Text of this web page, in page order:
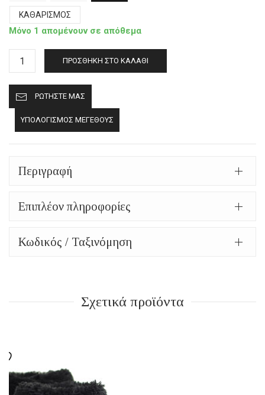
ΚΑΘΑΡΙΣΜΌΣ
Μόνο 1 απομένουν σε απόθεμα
Δερμάτινη
ζώνη
Roncato
451440
καφέ
ποσότητα
ΠΡΟΣΘΉΚΗ ΣΤΟ ΚΑΛΆΘΙ
ΡΩΤΉΣΤΕ ΜΑΣ
ΥΠΟΛΟΓΙΣΜΌΣ ΜΕΓΈΘΟΥΣ
Περιγραφή
Επιπλέον πληροφορίες
Κωδικός / Ταξινόμηση
Σχετικά προϊόντα